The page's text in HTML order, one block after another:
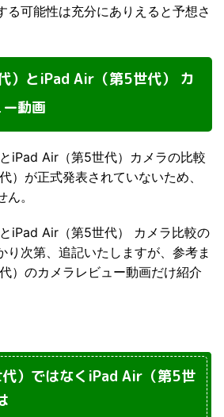
る可能性は充分にありえると予想さ
）とiPad Air（第5世代） カ
動画
iPad Air（第5世代）カメラの比較
）が正式発表されていないため、
。
iPad Air（第5世代） カメラ比較の
り次第、追記いたしますが、参考ま
）のカメラレビュー動画だけ紹介
）ではなくiPad Air（第5世